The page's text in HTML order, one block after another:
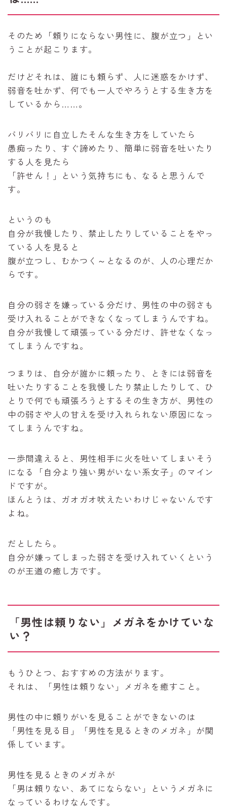
そのため「頼りにならない男性に、腹が立つ」とい
うことが起こります。
だけどそれは、誰にも頼らず、人に迷惑をかけず、
弱音を吐かず、何でも一人でやろうとする生き方を
しているから……。
バリバリに自立したそんな生き方をしていたら
愚痴ったり、すぐ諦めたり、簡単に弱音を吐いたり
する人を見たら
「許せん！」という気持ちにも、なると思うんで
す。
というのも
自分が我慢したり、禁止したりしていることをやっ
ている人を見ると
腹が立つし、むかつく～となるのが、人の心理だか
らです。
自分の弱さを嫌っている分だけ、男性の中の弱さも
受け入れることができなくなってしまうんですね。
自分が我慢して頑張っている分だけ、許せなくなっ
てしまうんですね。
つまりは、自分が誰かに頼ったり、ときには弱音を
吐いたりすることを我慢したり禁止したりして、ひ
とりで何でも頑張ろうとするその生き方が、男性の
中の弱さや人の甘えを受け入れられない原因になっ
てしまうんですね。
一歩間違えると、男性相手に火を吐いてしまいそう
になる「自分より強い男がいない系女子」のマイン
ドですが。
ほんとうは、ガオガオ吠えたいわけじゃないんです
よね。
だとしたら。
自分が嫌ってしまった弱さを受け入れていくという
のが王道の癒し方です。
「男性は頼りない」メガネをかけていな
い？
もうひとつ、おすすめの方法がります。
それは、「男性は頼りない」メガネを癒すこと。
男性の中に頼りがいを見ることができないのは
「男性を見る目」「男性を見るときのメガネ」が関
係しています。
男性を見るときのメガネが
「男は頼りない、あてにならない」というメガネに
なっているわけなんです。